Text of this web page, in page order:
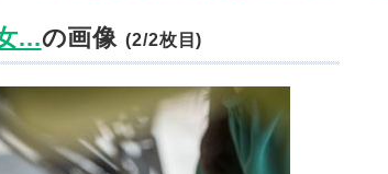
...の画像(2/2枚目)